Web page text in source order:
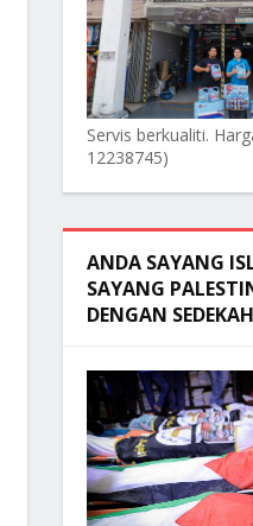
Servis berkualiti.
12238745)
ANDA SAYANG
SAYANG
DENGAN